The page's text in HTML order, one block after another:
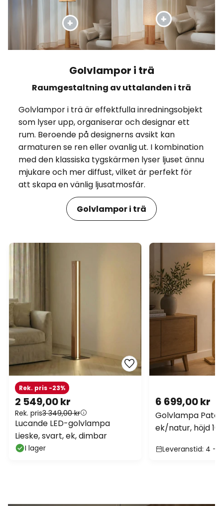
Golvlampor i trä
Raumgestaltning av uttalanden i trä
Golvlampor i trä är effektfulla inredningsobjekt
som lyser upp, organiserar och designar ett
rum. Beroende på designerns avsikt kan
armaturen se ren eller ovanlig ut. I kombination
med den klassiska tygskärmen lyser ljuset ännu
mjukare och mer diffust, vilket är perfekt för
att skapa en vänlig ljusatmosfär.
Golvlampor i trä
2 549,00 kr
Rek. pris3 349,00 kr
Rek. pris -23%
Lucande LED-golvlampa
Lieske, svart, ek, dimbar
I lager
6 699,00 kr
Golvlampa
ek/natur, höjd
Leveranstid: 4 -